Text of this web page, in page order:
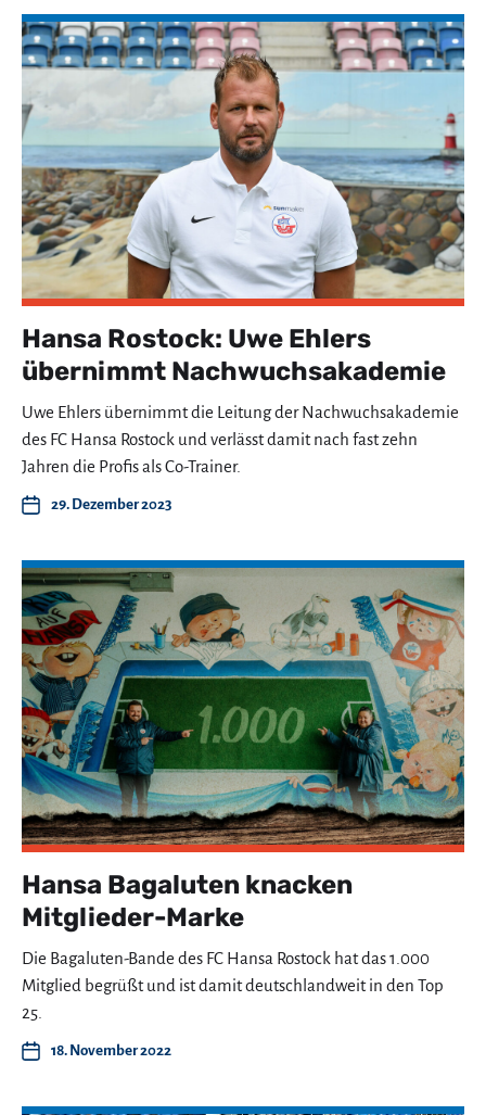
Hansa Rostock: Uwe Ehlers
übernimmt Nachwuchsakademie
Uwe Ehlers übernimmt die Leitung der Nachwuchsakademie
des FC Hansa Rostock und verlässt damit nach fast zehn
Jahren die Profis als Co-Trainer.
29. Dezember 2023
Hansa Bagaluten knacken
Mitglieder-Marke
Die Bagaluten-Bande des FC Hansa Rostock hat das 1.000
Mitglied begrüßt und ist damit deutschlandweit in den Top
25.
18. November 2022